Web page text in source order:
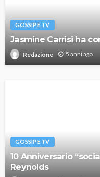
GOSSIP E TV
Jasmine Carrisi ha
Redazione 5 anni ago
GOSSIP E TV
10 Anniversario
Reynolds